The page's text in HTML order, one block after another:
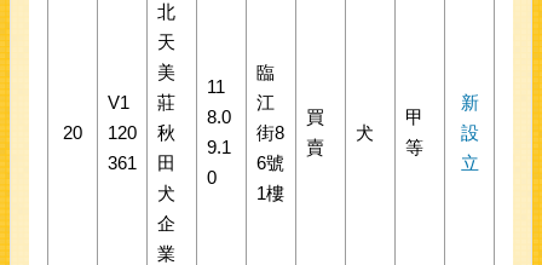
20
V1
120
361
北
天
美
莊
秋
田
犬
企
業
11
8.0
9.1
0
臨
江
街8
6號
1樓
買
賣
犬
甲
等
新
設
立